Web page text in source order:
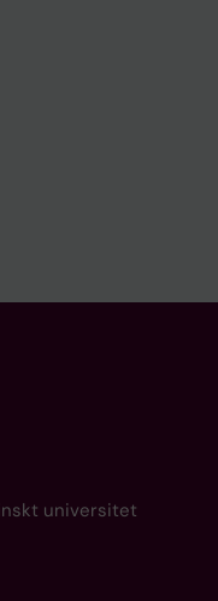
universitet